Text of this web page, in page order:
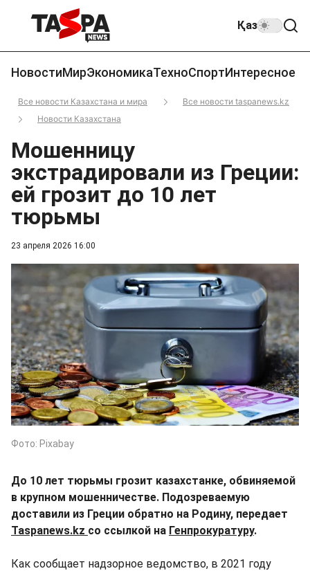
Қаз
НовостиМирЭкономикаТехноСпортИнтересное
Все новости Казахстана и мира
Все новости taspanews.kz
Новости Казахстана
23 апреля 2026 16:00
Мошенницу
экстрадировали из Греции:
ей грозит до 10 лет
тюрьмы
Фото: Pixabay
До 10 лет тюрьмы грозит казахстанке, обвиняемой
в крупном мошенничестве. Подозреваемую
доставили из Греции обратно на Родину, передает
Taspanews.kz со ссылкой на Генпрокуратуру.
Как сообщает надзорное ведомство, в 2021 году